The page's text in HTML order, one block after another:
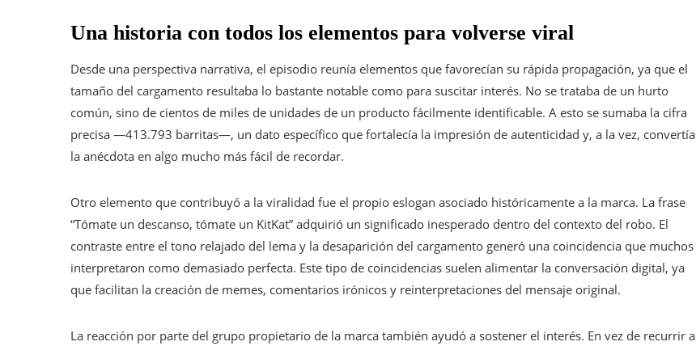
Una historia con todos los elementos para volverse viral
Desde una perspectiva narrativa, el episodio reunía elementos que favorecían su rápida propagación, ya que el
tamaño del cargamento resultaba lo bastante notable como para suscitar interés. No se trataba de un hurto
común, sino de cientos de miles de unidades de un producto fácilmente identificable. A esto se sumaba la cifra
precisa —413.793 barritas—, un dato específico que fortalecía la impresión de autenticidad y, a la vez, convertía
la anécdota en algo mucho más fácil de recordar.
Otro elemento que contribuyó a la viralidad fue el propio eslogan asociado históricamente a la marca. La frase
“Tómate un descanso, tómate un KitKat” adquirió un significado inesperado dentro del contexto del robo. El
contraste entre el tono relajado del lema y la desaparición del cargamento generó una coincidencia que muchos
interpretaron como demasiado perfecta. Este tipo de coincidencias suelen alimentar la conversación digital, ya
que facilitan la creación de memes, comentarios irónicos y reinterpretaciones del mensaje original.
La reacción por parte del grupo propietario de la marca también ayudó a sostener el interés. En vez de recurrir a